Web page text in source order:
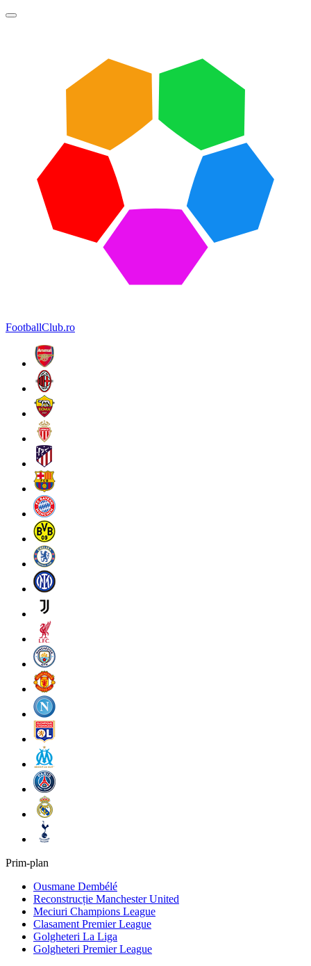
FootballClub.ro
Prim-plan
Ousmane Dembélé
Reconstrucție Manchester United
Meciuri Champions League
Clasament Premier League
Golgheteri La Liga
Golgheteri Premier League